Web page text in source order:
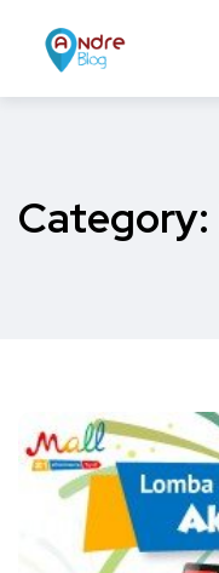
Category: